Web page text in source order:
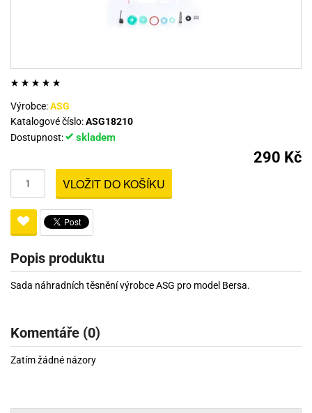
Výrobce:ASG
Katalogové číslo:ASG18210
Dostupnost:
skladem
290 Kč
VLOŽIT DO KOŠÍKU
Popis produktu
Sada náhradních těsnění výrobce ASG pro model Bersa.
Komentáře (0)
Zatím žádné názory